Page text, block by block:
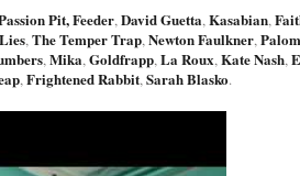
Pit,Feeder,David Guetta,Kasabian,
,The Temper Trap,Newton Faulkner,
,Mika,Goldfrapp,La Roux,Kate Nash,
,Frightened Rabbit,Sarah Blasko.